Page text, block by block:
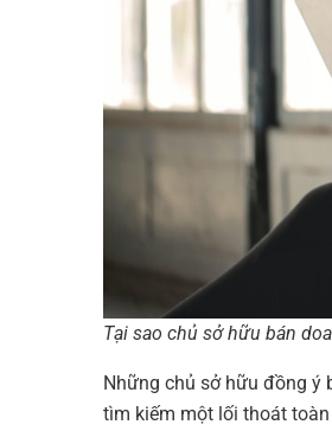
Tại sao chủ sở hữu bán
Những chủ sở hữu đồng ý
tìm kiếm một lối thoát